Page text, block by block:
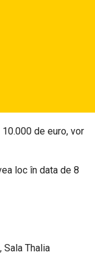
de euro, vor
loc în data de 8
Sala Thalia